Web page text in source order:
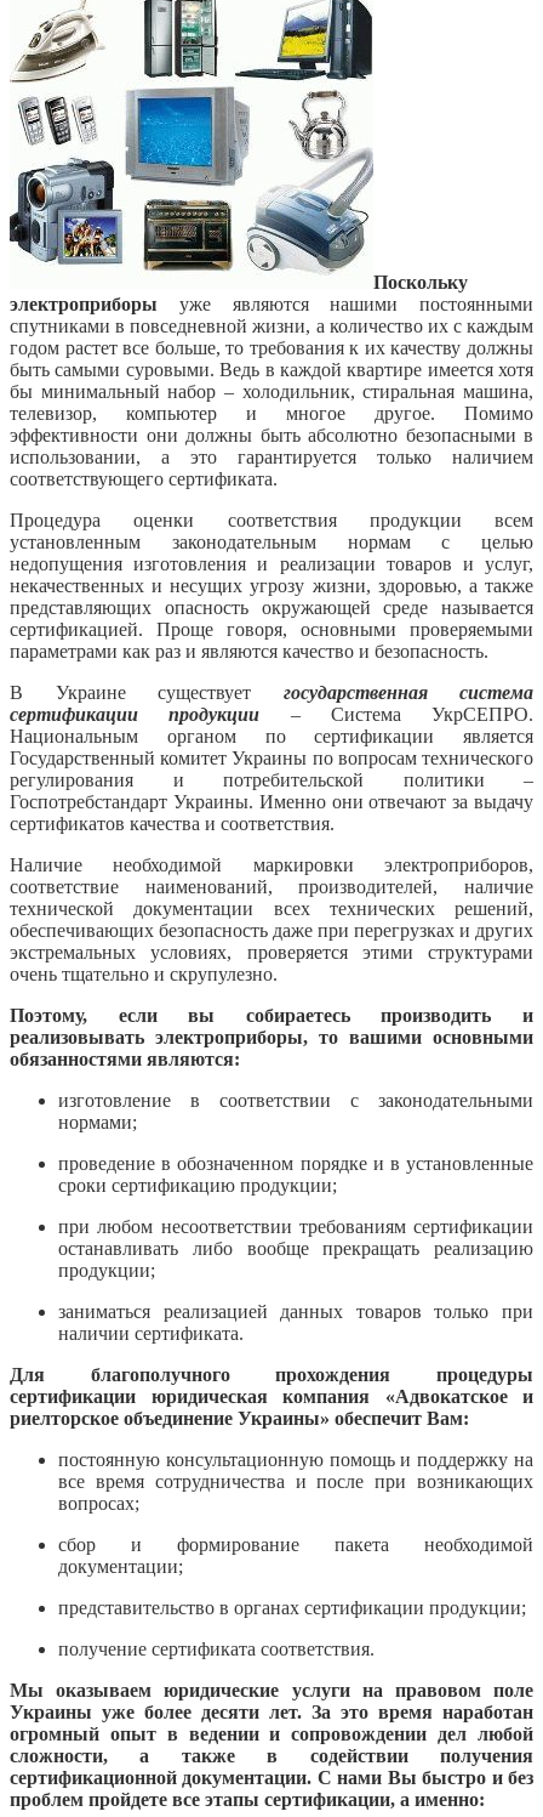
Поскольку
электроприборы уже являются нашими постоянными
спутниками в повседневной жизни, а количество их с каждым
годом растет все больше, то требования к их качеству должны
быть самыми суровыми. Ведь в каждой квартире имеется хотя
бы минимальный набор – холодильник, стиральная машина,
телевизор, компьютер и многое другое. Помимо
эффективности они должны быть абсолютно безопасными в
использовании, а это гарантируется только наличием
соответствующего сертификата.
Процедура оценки соответствия продукции всем
установленным законодательным нормам с целью
недопущения изготовления и реализации товаров и услуг,
некачественных и несущих угрозу жизни, здоровью, а также
представляющих опасность окружающей среде называется
сертификацией. Проще говоря, основными проверяемыми
параметрами как раз и являются качество и безопасность.
В Украине существует государственная система
сертификации продукции – Система УкрСЕПРО.
Национальным органом по сертификации является
Государственный комитет Украины по вопросам технического
регулирования и потребительской политики –
Госпотребстандарт Украины. Именно они отвечают за выдачу
сертификатов качества и соответствия.
Наличие необходимой маркировки электроприборов,
соответствие наименований, производителей, наличие
технической документации всех технических решений,
обеспечивающих безопасность даже при перегрузках и других
экстремальных условиях, проверяется этими структурами
очень тщательно и скрупулезно.
Поэтому, если вы собираетесь производить и
реализовывать электроприборы, то вашими основными
обязанностями являются:
изготовление в соответствии с законодательными
нормами;
проведение в обозначенном порядке и в установленные
сроки сертификацию продукции;
при любом несоответствии требованиям сертификации
останавливать либо вообще прекращать реализацию
продукции;
заниматься реализацией данных товаров только при
наличии сертификата.
Для благополучного прохождения процедуры
сертификации юридическая компания «Адвокатское и
риелторское объединение Украины» обеспечит Вам:
постоянную консультационную помощь и поддержку на
все время сотрудничества и после при возникающих
вопросах;
сбор и формирование пакета необходимой
документации;
представительство в органах сертификации продукции;
получение сертификата соответствия.
Мы оказываем юридические услуги на правовом поле
Украины уже более десяти лет. За это время наработан
огромный опыт в ведении и сопровождении дел любой
сложности, а также в содействии получения
сертификационной документации. С нами Вы быстро и без
проблем пройдете все этапы сертификации, а именно: